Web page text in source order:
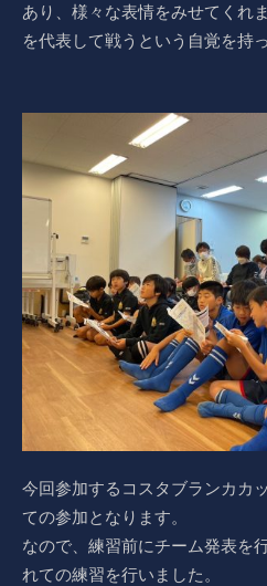
あり、様々な表情をみせてくれ
を代表して戦うという自覚を持
今回参加するコスタブランカカ
ての参加となります。
なので、練習前にチーム発表を
れての練習を行いました。